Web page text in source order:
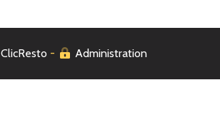
ClicResto - Administration